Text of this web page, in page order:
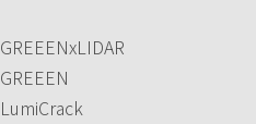
GREEENxLIDAR
GREEEN
LumiCrack